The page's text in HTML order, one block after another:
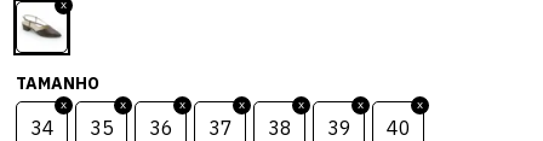
TAMANHO
34 35 36 37 38 39 40